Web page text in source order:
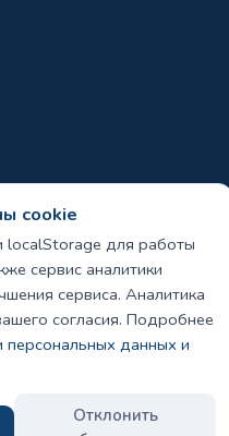
cookie
localStorage для работы
сервис аналитики
сервиса. Аналитика
согласия. Подробнее
персональных данных и
Отклонить
область
защищены.
cookie